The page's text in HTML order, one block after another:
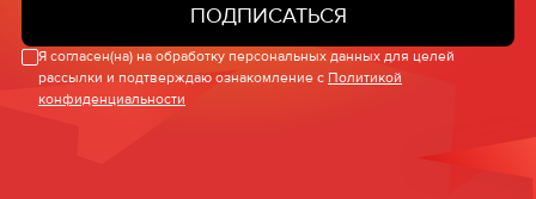
ПОДПИСАТЬСЯ
Я согласен(на) на обработку персональных данных для целей
рассылки и подтверждаю ознакомление с Политикой
конфиденциальности